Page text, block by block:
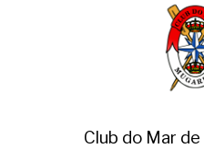
Club do Mar